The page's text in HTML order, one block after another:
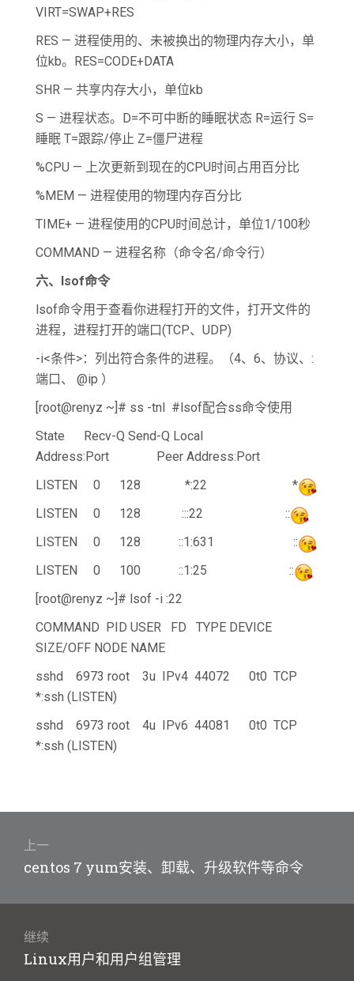
VIRT=SWAP+RES
RES — 进程使用的、未被换出的物理内存大小，单
位kb。RES=CODE+DATA
SHR — 共享内存大小，单位kb
S — 进程状态。D=不可中断的睡眠状态 R=运行 S=
睡眠 T=跟踪/停止 Z=僵尸进程
%CPU — 上次更新到现在的CPU时间占用百分比
%MEM — 进程使用的物理内存百分比
TIME+ — 进程使用的CPU时间总计，单位1/100秒
COMMAND — 进程名称（命令名/命令行）
六、lsof命令
lsof命令用于查看你进程打开的文件，打开文件的
进程，进程打开的端口(TCP、UDP)
-i<条件>：列出符合条件的进程。（4、6、协议、:
端口、 @ip ）
[root@renyz ~]# ss -tnl #lsof配合ss命令使用
State Recv-Q Send-Q Local
Address:Port Peer Address:Port
LISTEN 0 128 *:22 *
LISTEN 0 128 :::22 ::
LISTEN 0 128 ::1:631 ::
LISTEN 0 100 ::1:25 ::
[root@renyz ~]# lsof -i :22
COMMAND PID USER FD TYPE DEVICE
SIZE/OFF NODE NAME
sshd 6973 root 3u IPv4 44072 0t0 TCP
*:ssh (LISTEN)
sshd 6973 root 4u IPv6 44081 0t0 TCP
*:ssh (LISTEN)
航
上一
上
文
centos 7 yum安装、卸载、升级软件等命令
继续
下
Linux用户和用户组管理